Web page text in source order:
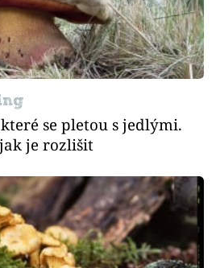
se pletou s jedlými.
je rozlišit